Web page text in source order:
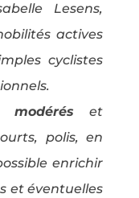
Lesens,
actives
cyclistes
modéréset
polis, en
enrichir
et éventuelles